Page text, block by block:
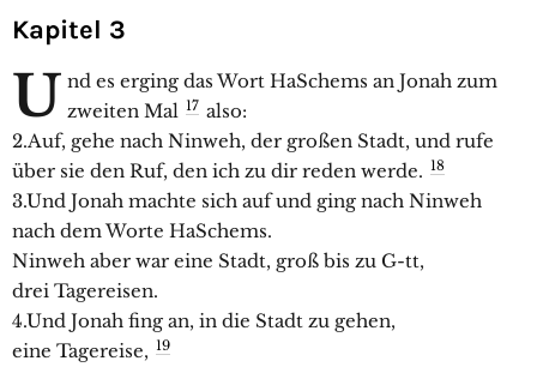
Kapitel 3
U nd es erging das Wort HaSchems an Jonah zum
zweiten Mal 17 also:
2.Auf, gehe nach Ninweh, der großen Stadt, und rufe
über sie den Ruf, den ich zu dir reden werde. 18
3.Und Jonah machte sich auf und ging nach Ninweh
nach dem Worte HaSchems.
Ninweh aber war eine Stadt, groß bis zu G-tt,
drei Tagereisen.
4.Und Jonah fing an, in die Stadt zu gehen,
eine Tagereise, 19